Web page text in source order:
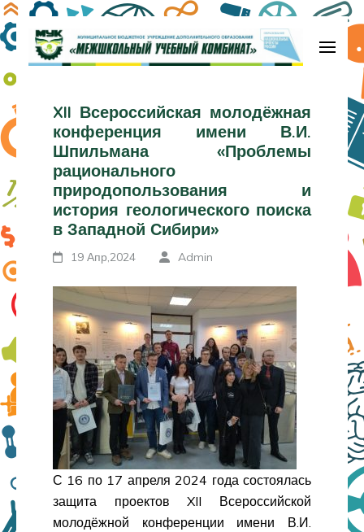
Перейти
к
содержимому
Enter)комбинат»
XII Всероссийская молодёжная
конференция имени В.И.
Шпильмана «Проблемы
рационального
природопользования и
история геологического поиска
в Западной Сибири»
19 Апр,2024 Admin
С 16 по 17 апреля 2024 года состоялась
защита проектов XII Всероссийской
молодёжной конференции имени В.И.